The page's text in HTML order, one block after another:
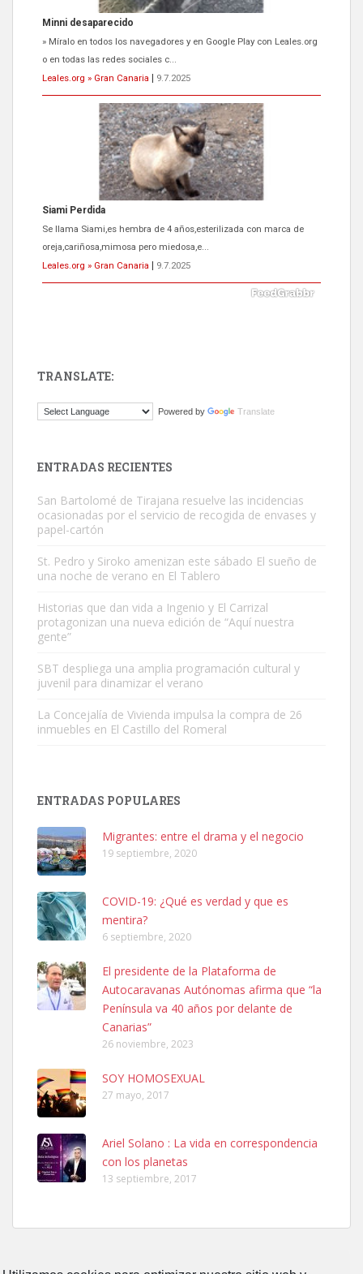
Minni desaparecido
» Míralo en todos los navegadores y en Google Play con Leales.org
o en todas las redes sociales c...
Leales.org » Gran Canaria
9.7.2025
Siami Perdida
Se llama Siami,es hembra de 4 años,esterilizada con marca de
oreja,cariñosa,mimosa pero miedosa,e...
Leales.org » Gran Canaria
9.7.2025
El ayuntamiento se va a llevar a Los Gatos callejeros de la zona los
Este gato macho ha aparecido en la calle hace menos de un mes,
es muy manso y extremadamente cari...
Leales.org » Gran Canaria
Leales.org » Gran Canaria
SHIBA PERDIDO AVDA JOSE MESA Y LOPEZ
PERRO MACHO RAZA SHIBA CON MICROCHIP PERDIDO HOY
06/07/2025 ZONA MESA Y LOPEZ. ES MUY ASUSTADIZO
Leales.org » Gran Canaria
6.7.2025
Ninfa perdida
El día 5 se los perdió una ninfa papillera, asustada tiene miedo a la
calle, se perdió por la zon...
TRANSLATE:
Powered by Translate
ENTRADAS RECIENTES
San Bartolomé de Tirajana resuelve las incidencias
ocasionadas por el servicio de recogida de envases y
papel-cartón
St. Pedro y Siroko amenizan este sábado El sueño de
una noche de verano en El Tablero
Historias que dan vida a Ingenio y El Carrizal
protagonizan una nueva edición de “Aquí nuestra
gente”
SBT despliega una amplia programación cultural y
juvenil para dinamizar el verano
La Concejalía de Vivienda impulsa la compra de 26
inmuebles en El Castillo del Romeral
ENTRADAS POPULARES
Migrantes: entre el drama y el negocio
19 septiembre, 2020
COVID-19: ¿Qué es verdad y que es
mentira?
6 septiembre, 2020
El presidente de la Plataforma de
Autocaravanas Autónomas afirma que “la
Península va 40 años por delante de
Canarias”
26 noviembre, 2023
SOY HOMOSEXUAL
27 mayo, 2017
Ariel Solano : La vida en correspondencia
con los planetas
13 septiembre, 2017